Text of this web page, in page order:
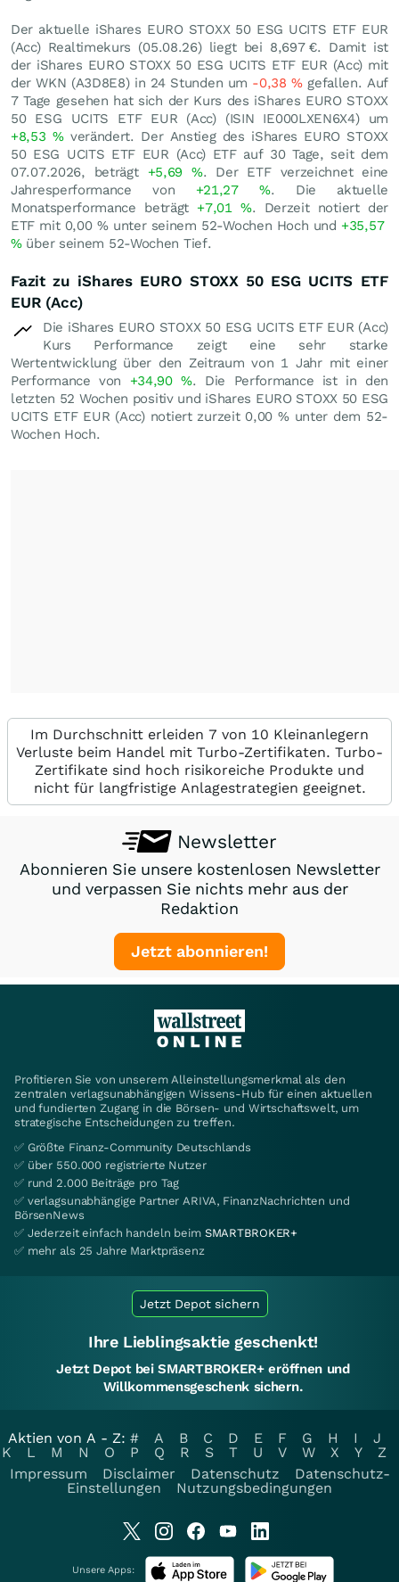
Der aktuelle iShares EURO STOXX 50 ESG UCITS ETF EUR
(Acc) Realtimekurs (05.08.26) liegt bei 8,697 €. Damit ist
der iShares EURO STOXX 50 ESG UCITS ETF EUR (Acc) mit
der WKN (A3D8E8) in 24 Stunden um -0,38%gefallen. Auf
7 Tage gesehen hat sich der Kurs des iShares EURO STOXX
50 ESG UCITS ETF EUR (Acc) (ISIN IE000LXEN6X4) um
+8,53 %verändert. Der Anstieg des iShares EURO STOXX
50 ESG UCITS ETF EUR (Acc) ETF auf 30 Tage, seit dem
07.07.2026, beträgt +5,69%. Der ETF verzeichnet eine
Jahresperformance von +21,27%. Die aktuelle
Monatsperformance beträgt +7,01 %. Derzeit notiert der
ETF mit 0,00 %unter seinem 52-Wochen Hoch und +35,57
%über seinem 52-Wochen Tief.
Fazit zu iShares EURO STOXX 50 ESG UCITS ETF
EUR (Acc)
Die iShares EURO STOXX 50 ESG UCITS ETF EUR (Acc)
Kurs Performance zeigt eine sehr starke
Wertentwicklung über den Zeitraum von 1 Jahr mit einer
Performance von +34,90%. Die Performance ist in den
letzten 52 Wochen positiv und iShares EURO STOXX 50 ESG
UCITS ETF EUR (Acc) notiert zurzeit 0,00 %unter dem 52-
Wochen Hoch.
Im Durchschnitt erleiden 7 von 10 Kleinanlegern
Verluste beim Handel mit Turbo-Zertifikaten. Turbo-
Zertifikate sind hoch risikoreiche Produkte und
nicht für langfristige Anlagestrategien geeignet.
Newsletter
Abonnieren Sie unsere kostenlosen Newsletter
und verpassen Sie nichts mehr aus der
Redaktion
Jetzt abonnieren!
Profitieren Sie von unserem Alleinstellungsmerkmal als den
zentralen verlagsunabhängigen Wissens-Hub für einen aktuellen
und fundierten Zugang in die Börsen- und Wirtschaftswelt, um
strategische Entscheidungen zu treffen.
✅ Größte Finanz-Community Deutschlands
✅ über 550.000 registrierte Nutzer
✅ rund 2.000 Beiträge pro Tag
✅ verlagsunabhängige Partner ARIVA, FinanzNachrichten und
BörsenNews
✅ Jederzeit einfach handeln beim SMARTBROKER+
✅ mehr als 25 Jahre Marktpräsenz
Jetzt Depot sichern
Ihre Lieblingsaktie geschenkt!
Jetzt Depot bei SMARTBROKER+ eröffnen und
Willkommensgeschenk sichern.
Aktien von A - Z: # A B C D E F G H I
J
K
L M N O P Q R S T U V W X Y
Z
Impressum
Disclaimer Datenschutz
Datenschutz-
Einstellungen
Nutzungsbedingungen
Unsere Apps: